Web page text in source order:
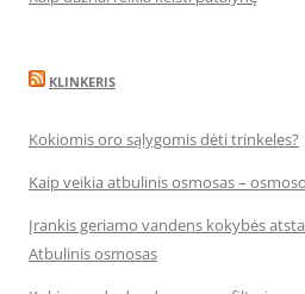
KLINKERIS
Kokiomis oro sąlygomis dėti trinkeles?
Kaip veikia atbulinis osmosas –
Įrankis geriamo vandens kokybės
Atbulinis osmosas